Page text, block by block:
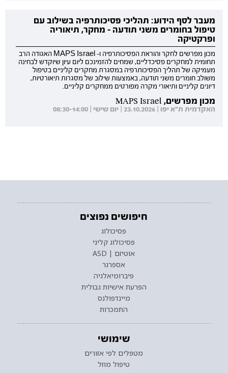
מעבר לסף הידוע: תהליכי פסיכותרפיה בשילוב עם
טיפול בחומרים משני תודעה - מחקר, תיאוריה
ופרקטיקה
מכון מפרשים לחקר והוראת הפסיכותרפיה ו- MAPS Israel האגודה הרב
תחומית למחקרים פסיכדליים, שמחים להזמינכם ליום עיון שיוקדש לבחינה
מעמיקה של תהליך הפסיכותרפיה במסגרת מחקרים קליניים בטיפול
משולב חומרים משני תודעה, באמצעות שילוב של מסגרות תיאורטיות,
דיונים קליניים ותיאורי מקרה מפורטים ממחקרים קליניים.
מכון מפרשים, MAPS Israel
האקדמית ת"א יפו | 23.10.2026 | יום שישי | 08:30-14:00
חיפושים נפוצים
פסיכולוג
פסיכולוג קליני
אוטיזם | ASD
אספרגר
פיברומיאלגיה
הפרעת אישיות גבולית
מיינדפולנס
התמכרות
שימושי
מטפלים לפי אזורים
טיפול מוזל